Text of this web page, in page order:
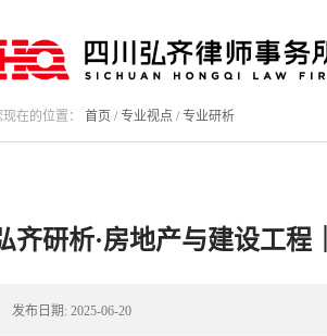
在的位置： 首页 /专业视点 / 专业研析
齐研析·房地产与建设工程
发布日期: 2025-06-20